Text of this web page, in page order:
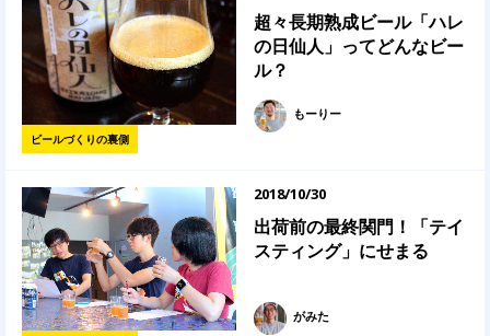
ビールづくりの裏側
超々長期熟成ビール「ハレ
の日仙人」ってどんなビー
ル？
もーりー
2018/10/30
出荷前の最終関門！「テイ
スティング」にせまる
がみた